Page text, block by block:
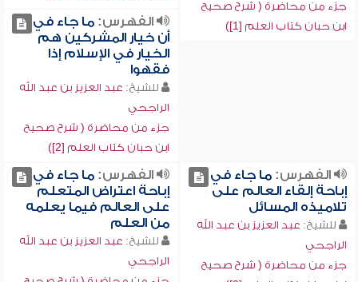
جزء من محاضرة ( شرح صحيح
ابن حبان كتاب العلم [1])
الفهرس:ما جاء في
أن خيار المشركين هم
الخيار في الإسلام إذا
فقهوا
للشيخ: عبد العزيز بن عبد الله
الراجحي
جزء من محاضرة ( شرح صحيح
ابن حبان كتاب العلم [2])
الفهرس:ما جاء في
إباحة إلقاء العالم على
تلاميذه المسائل
للشيخ: عبد العزيز بن عبد الله
الراجحي
جزء من محاضرة ( شرح صحيح
الفهرس:ما جاء في
إباحة اعتراض المتعلم
على العالم فيما يعلمه
من العلم
للشيخ: عبد العزيز بن عبد الله
الراجحي